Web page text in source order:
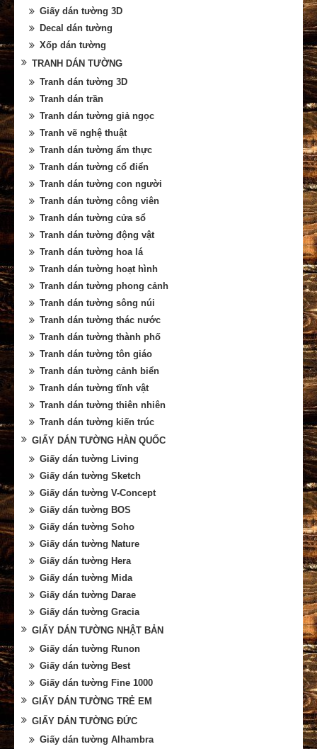
Giấy dán tường 3D
Decal dán tường
Xốp dán tường
TRANH DÁN TƯỜNG
Tranh dán tường 3D
Tranh dán trần
Tranh dán tường giả ngọc
Tranh vẽ nghệ thuật
Tranh dán tường ẩm thực
Tranh dán tường cổ điển
Tranh dán tường con người
Tranh dán tường công viên
Tranh dán tường cửa sổ
Tranh dán tường động vật
Tranh dán tường hoa lá
Tranh dán tường hoạt hình
Tranh dán tường phong cảnh
Tranh dán tường sông núi
Tranh dán tường thác nước
Tranh dán tường thành phố
Tranh dán tường tôn giáo
Tranh dán tường cảnh biển
Tranh dán tường tĩnh vật
Tranh dán tường thiên nhiên
Tranh dán tường kiến trúc
GIẤY DÁN TƯỜNG HÀN QUỐC
Giấy dán tường Living
Giấy dán tường Sketch
Giấy dán tường V-Concept
Giấy dán tường BOS
Giấy dán tường Soho
Giấy dán tường Nature
Giấy dán tường Hera
Giấy dán tường Mida
Giấy dán tường Darae
Giấy dán tường Gracia
GIẤY DÁN TƯỜNG NHẬT BẢN
Giấy dán tường Runon
Giấy dán tường Best
Giấy dán tường Fine 1000
GIẤY DÁN TƯỜNG TRẺ EM
GIẤY DÁN TƯỜNG ĐỨC
Giấy dán tường Alhambra